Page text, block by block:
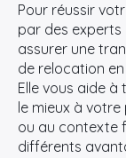
Pour réussir
par des
assurer une
de relocation
Elle vous aide
le mieux à
ou au contexte
différents